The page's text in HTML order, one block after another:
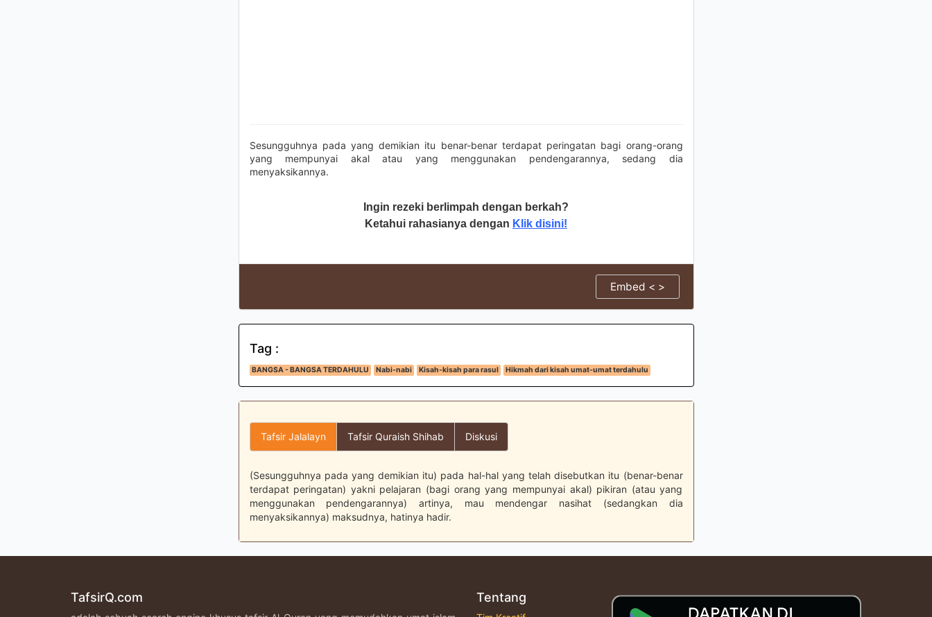
Sesungguhnya pada yang demikian itu benar-benar terdapat peringatan bagi orang-orang
yang mempunyai akal atau yang menggunakan pendengarannya, sedang dia
menyaksikannya.
Ingin rezeki berlimpah dengan berkah?
Ketahui rahasianya dengan Klik disini!
Embed < >
Tag :
BANGSA - BANGSA TERDAHULU Nabi-nabi Kisah-kisah para rasul Hikmah dari kisah umat-umat terdahulu
Tafsir Jalalayn Tafsir Quraish Shihab Diskusi
(Sesungguhnya pada yang demikian itu) pada hal-hal yang telah disebutkan itu (benar-benar
terdapat peringatan) yakni pelajaran (bagi orang yang mempunyai akal) pikiran (atau yang
menggunakan pendengarannya) artinya, mau mendengar nasihat (sedangkan dia
menyaksikannya) maksudnya, hatinya hadir.
TafsirQ.com Tentang